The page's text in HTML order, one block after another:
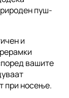
пуш-
и
вашите
при носење.